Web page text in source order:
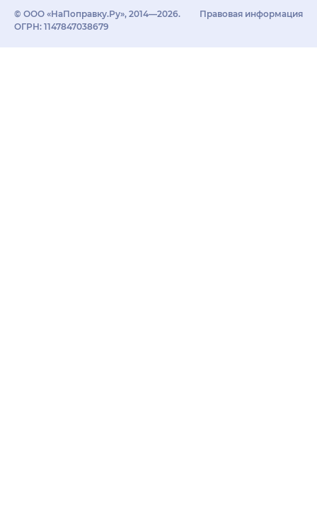
© ООО «НаПоправку.Ру», 2014—2026.
ОГРН: 1147847038679
Правовая информация